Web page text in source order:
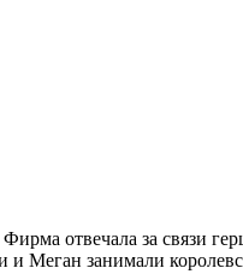
Фирма отвечала за связи
и Меган занимали